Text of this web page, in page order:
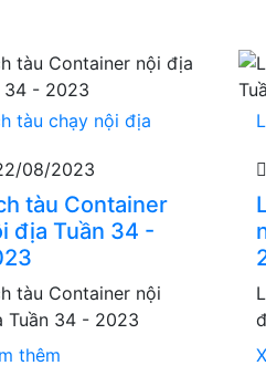
tàu chạy nội địa
08/2023
tàu Container
địa Tuần 34 -
tàu Container nội
Tuần 34 - 2023
thêm